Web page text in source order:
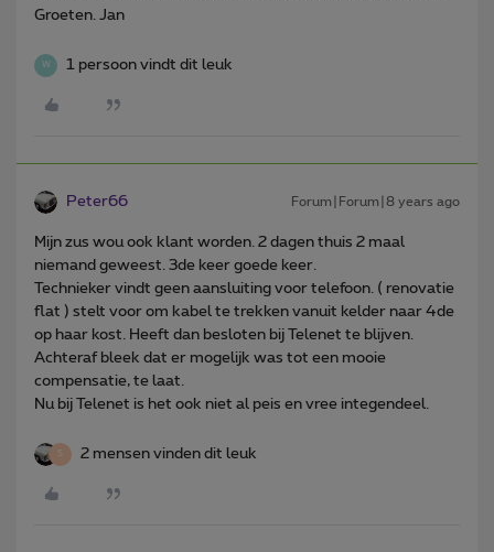
Groeten. Jan
W 1 persoon vindt dit leuk
Peter66 Forum|Forum|8 years ago
Mijn zus wou ook klant worden. 2 dagen thuis 2 maal
niemand geweest. 3de keer goede keer.
Technieker vindt geen aansluiting voor telefoon. ( renovatie
flat ) stelt voor om kabel te trekken vanuit kelder naar 4de
op haar kost. Heeft dan besloten bij Telenet te blijven.
Achteraf bleek dat er mogelijk was tot een mooie
compensatie, te laat.
Nu bij Telenet is het ook niet al peis en vree integendeel.
S 2 mensen vinden dit leuk